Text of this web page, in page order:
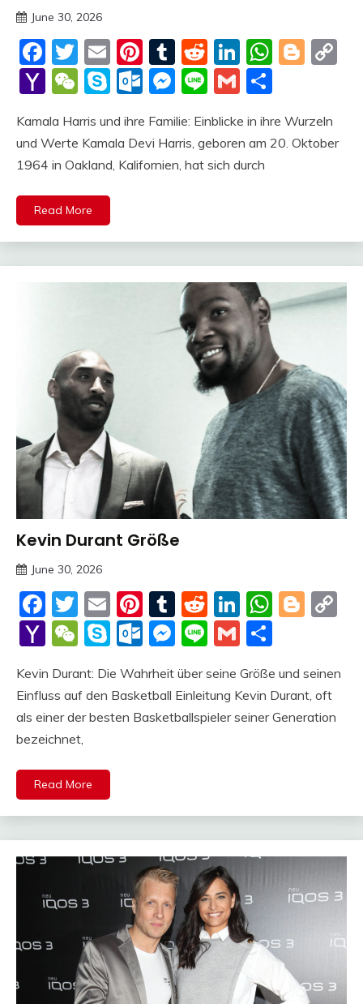
June 30, 2026
Meme
Facebook
Twitter
EmailPinterest
Tumblr
Reddit
LinkedIn
Yahoo
WeChat
SkypeOutlook.com
Messenger
LineGmail
Kamala Harris und ihre Familie: Einblicke in ihre Wurzeln
und Werte Kamala Devi Harris, geboren am 20. Oktober
1964 in Oakland, Kalifornien, hat sich durch
Read More
Trends
Kevin Durant Größe
June 30, 2026
Meme
Facebook
Twitter
EmailPinterest
Tumblr
Reddit
LinkedIn
Yahoo
WeChat
SkypeOutlook.com
Messenger
LineGmail
Kevin Durant: Die Wahrheit über seine Größe und seinen
Einfluss auf den Basketball Einleitung Kevin Durant, oft
als einer der besten Basketballspieler seiner Generation
bezeichnet,
Read More